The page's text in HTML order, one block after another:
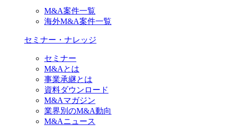
M&A案件一覧
海外M&A案件一覧
セミナー・ナレッジ
セミナー
M&Aとは
事業承継とは
資料ダウンロード
M&Aマガジン
業界別のM&A動向
M&Aニュース